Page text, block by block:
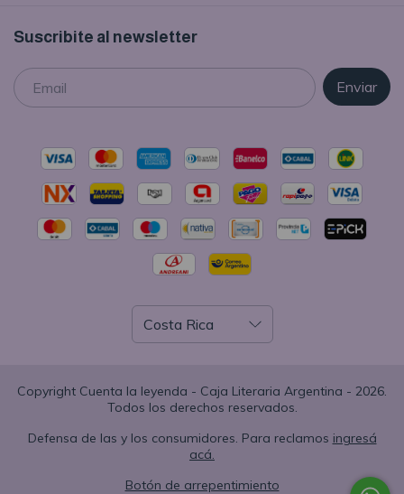
Suscribite al newsletter
Copyright Cuenta la leyenda - Caja Literaria Argentina - 2026.
Todos los derechos reservados.
Defensa de las y los consumidores. Para reclamos ingresá
acá.
Botón de arrepentimiento